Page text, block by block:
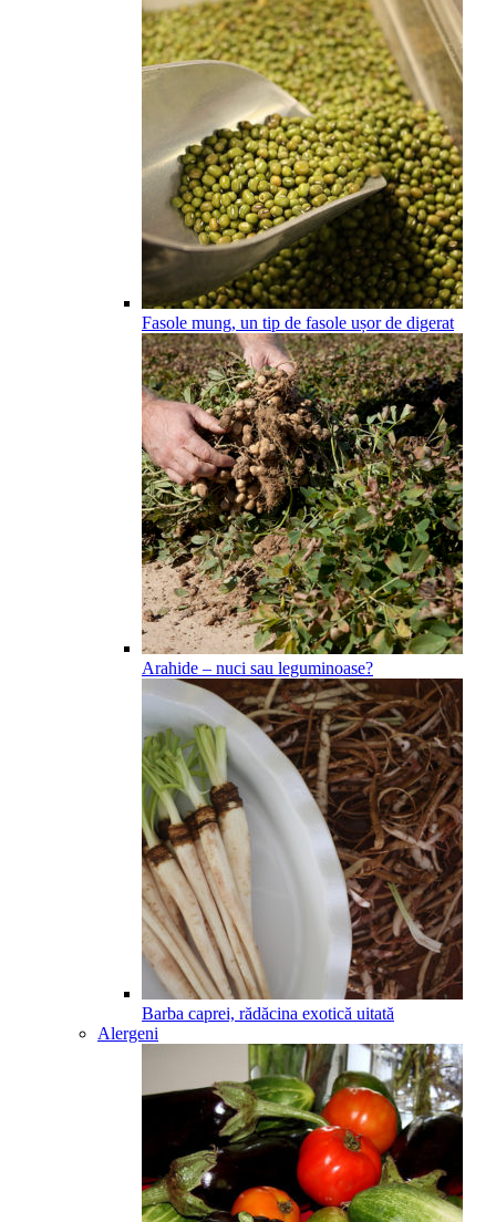
Fasole mung, un tip de fasole ușor de digerat
Arahide – nuci sau leguminoase?
Barba caprei, rădăcina exotică uitată
Alergeni